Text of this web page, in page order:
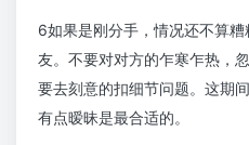
6如果是刚分手，情况还不算
友。不要对对方的乍寒乍热，
要去刻意的扣细节问题。这期
有点暧昧是最合适的。